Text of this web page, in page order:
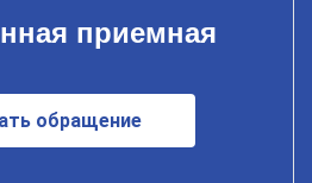
приемная
обращение